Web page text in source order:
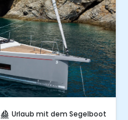
sailing Urlaub mit dem Segelboot